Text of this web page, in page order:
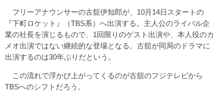
フリーアナウンサーの古舘伊知郎が、10月14日スタートの
『下町ロケット』（TBS系）へ出演する。主人公のライバル企
業の社長を演じるもので、1回限りのゲスト出演や、本人役のカ
メオ出演ではない継続的な登場となる。古舘が同局のドラマに
出演するのは30年ぶりだという。
この流れで浮かび上がってくるのが古舘のフジテレビから
TBSへのシフトだろう。